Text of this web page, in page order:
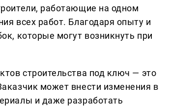
работающие на одном
всех работ. Благодаря опыту и
которые могут возникнуть при
строительства под ключ — это
может внести изменения в
и даже разработать